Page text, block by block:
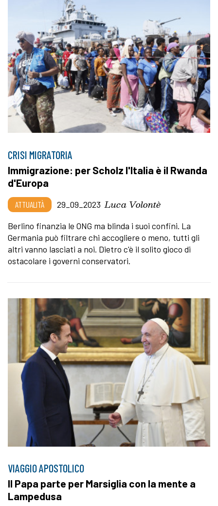
CRISI MIGRATORIA
Immigrazione: per Scholz l'Italia è il Rwanda
d'Europa
ATTUALITÀ 29_09_2023 Luca Volontè
Berlino finanzia le ONG ma blinda i suoi confini. La
Germania può filtrare chi accogliere o meno, tutti gli
altri vanno lasciati a noi. Dietro c'è il solito gioco di
ostacolare i governi conservatori.
VIAGGIO APOSTOLICO
Il Papa parte per Marsiglia con la mente a
Lampedusa